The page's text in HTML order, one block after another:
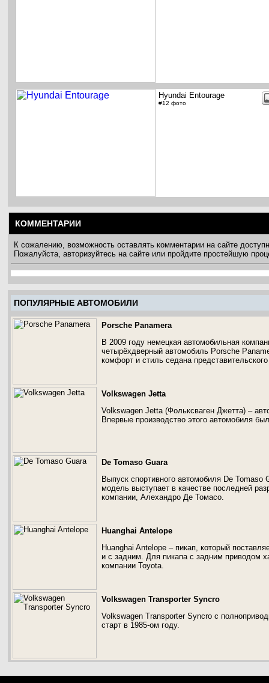
Hyundai Entourage
#12 фото
КОММЕНТАРИИ
К сожалению, возможность оставлять комментарии на сайте
Пожалуйста, авторизуйтесь на сайте или пройдите простейшую
ПОПУЛЯРНЫЕ АВТОМОБИЛИ
Porsche Panamera
В 2009 году немецкая автомобильная
четырёхдверный автомобиль Porsche
комфорт и стиль седана
Volkswagen Jetta
Volkswagen Jetta (Фольксваген Джетта) –
Впервые производство этого автомобиля
De Tomaso Guara
Выпуск спортивного автомобиля De
модель выступает в качестве последней
компании, Алехандро Де Томасо.
Huanghai Antelope
Huanghai Antelope – пикап, который
и с задним. Для пикапа с задним приводом
компании Toyota.
Volkswagen Transporter Syncro
Volkswagen Transporter Syncro с
старт в 1985-ом году.